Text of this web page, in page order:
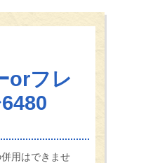
orフレ
用はできませ